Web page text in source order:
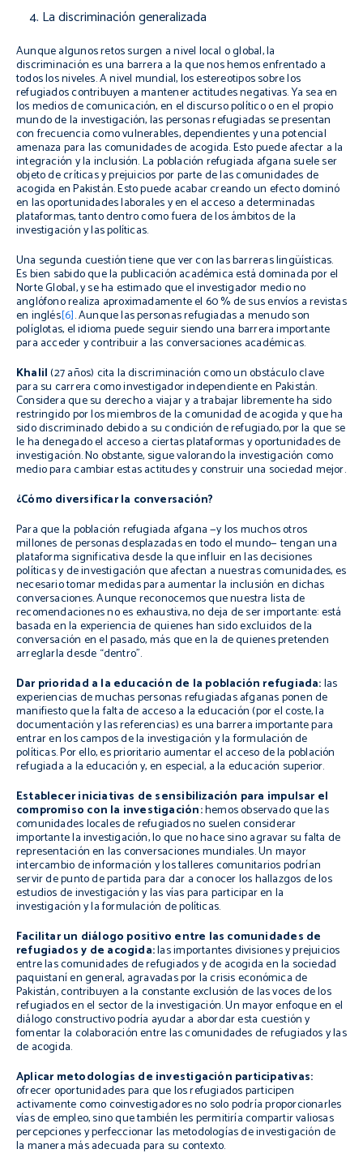
La discriminación generalizada
Aunque algunos retos surgen a nivel local o global, la
discriminación es una barrera a la que nos hemos enfrentado a
todos los niveles. A nivel mundial, los estereotipos sobre los
refugiados contribuyen a mantener actitudes negativas. Ya sea en
los medios de comunicación, en el discurso político o en el propio
mundo de la investigación, las personas refugiadas se presentan
con frecuencia como vulnerables, dependientes y una potencial
amenaza para las comunidades de acogida. Esto puede afectar a la
integración y la inclusión. La población refugiada afgana suele ser
objeto de críticas y prejuicios por parte de las comunidades de
acogida en Pakistán. Esto puede acabar creando un efecto dominó
en las oportunidades laborales y en el acceso a determinadas
plataformas, tanto dentro como fuera de los ámbitos de la
investigación y las políticas.
Una segunda cuestión tiene que ver con las barreras lingüísticas.
Es bien sabido que la publicación académica está dominada por el
Norte Global, y se ha estimado que el investigador medio no
anglófono realiza aproximadamente el 60 % de sus envíos a revistas
en inglés[6]. Aunque las personas refugiadas a menudo son
políglotas, el idioma puede seguir siendo una barrera importante
para acceder y contribuir a las conversaciones académicas.
Khalil(27 años) cita la discriminación como un obstáculo clave
para su carrera como investigador independiente en Pakistán.
Considera que su derecho a viajar y a trabajar libremente ha sido
restringido por los miembros de la comunidad de acogida y que ha
sido discriminado debido a su condición de refugiado, por la que se
le ha denegado el acceso a ciertas plataformas y oportunidades de
investigación. No obstante, sigue valorando la investigación como
medio para cambiar estas actitudes y construir una sociedad mejor.
¿Cómo diversificar la conversación?
Para que la población refugiada afgana —y los muchos otros
millones de personas desplazadas en todo el mundo— tengan una
plataforma significativa desde la que influir en las decisiones
políticas y de investigación que afectan a nuestras comunidades, es
necesario tomar medidas para aumentar la inclusión en dichas
conversaciones. Aunque reconocemos que nuestra lista de
recomendaciones no es exhaustiva, no deja de ser importante: está
basada en la experiencia de quienes han sido excluidos de la
conversación en el pasado, más que en la de quienes pretenden
arreglarla desde “dentro”.
Dar prioridad a la educación de la población refugiada:las
experiencias de muchas personas refugiadas afganas ponen de
manifiesto que la falta de acceso a la educación (por el coste, la
documentación y las referencias) es una barrera importante para
entrar en los campos de la investigación y la formulación de
políticas. Por ello, es prioritario aumentar el acceso de la población
refugiada a la educación y, en especial, a la educación superior.
Establecer iniciativas de sensibilización para impulsar el
compromiso con la investigación:hemos observado que las
comunidades locales de refugiados no suelen considerar
importante la investigación, lo que no hace sino agravar su falta de
representación en las conversaciones mundiales. Un mayor
intercambio de información y los talleres comunitarios podrían
servir de punto de partida para dar a conocer los hallazgos de los
estudios de investigación y las vías para participar en la
investigación y la formulación de políticas.
Facilitar un diálogo positivo entre las comunidades de
refugiados y de acogida:las importantes divisiones y prejuicios
entre las comunidades de refugiados y de acogida en la sociedad
paquistaní en general, agravadas por la crisis económica de
Pakistán, contribuyen a la constante exclusión de las voces de los
refugiados en el sector de la investigación. Un mayor enfoque en el
diálogo constructivo podría ayudar a abordar esta cuestión y
fomentar la colaboración entre las comunidades de refugiados y las
de acogida.
Aplicar metodologías de investigación participativas:
ofrecer oportunidades para que los refugiados participen
activamente como coinvestigadores no solo podría proporcionarles
vías de empleo, sino que también les permitiría compartir valiosas
percepciones y perfeccionar las metodologías de investigación de
la manera más adecuada para su contexto.